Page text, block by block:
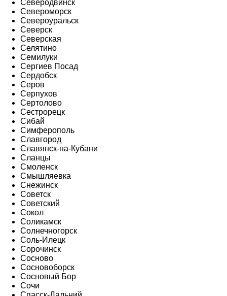
Северодвинск
Североморск
Североуральск
Северск
Северская
Селятино
Семилуки
Сергиев Посад
Сердобск
Серов
Серпухов
Сертолово
Сестрорецк
Сибай
Симферополь
Славгород
Славянск-на-Кубани
Сланцы
Смоленск
Смышляевка
Снежинск
Советск
Советский
Сокол
Соликамск
Солнечногорск
Соль-Илецк
Сорочинск
Сосново
Сосновоборск
Сосновый Бор
Сочи